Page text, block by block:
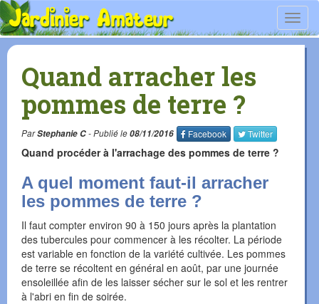
Quand arracher les
pommes de terre ?
ParStephanie C- Publié le08/11/2016 Facebook Twitter
Quand procéder à l'arrachage des pommes de terre ?
A quel moment faut-il arracher
les pommes de terre ?
Il faut compter environ 90 à 150 jours après la plantation
des tubercules pour commencer à les récolter. La période
est variable en fonction de la variété cultivée. Les pommes
de terre se récoltent en général en août, par une journée
ensoleillée afin de les laisser sécher sur le sol et les rentrer
à l'abri en fin de soirée.